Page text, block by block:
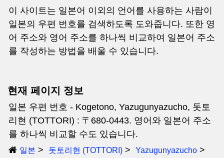
이 사이트는 일본어 이외의 언어를 사용하는 사람이
일본의 우편 번호를 검색하도록 도와줍니다. 또한 영
어 주소와 영어 주소를 하나씩 비교하여 일본어 주소
를 작성하는 방법을 배울 수 있습니다.
현재 페이지 정보
일본 우편 번호 - Kogetono, Yazugunyazucho, 돗토
리현 (TOTTORI) : 〒680-0443. 영어와 일본어 주소
를 하나씩 비교할 수도 있습니다.
일본 돗토리현 (TOTTORI) Yazugunyazucho